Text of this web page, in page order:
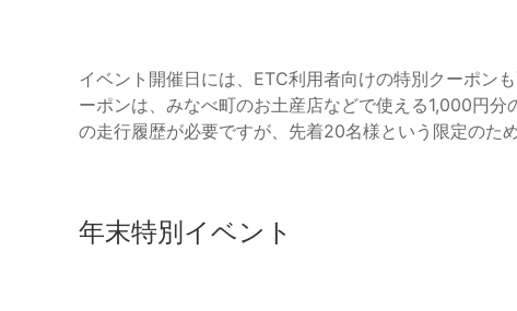
イベント開催日には、ETC利用者向けの特別クーポン
ーポンは、みなべ町のお土産店などで使える1,000円
の走行履歴が必要ですが、先着20名様という限定のた
年末特別イベント